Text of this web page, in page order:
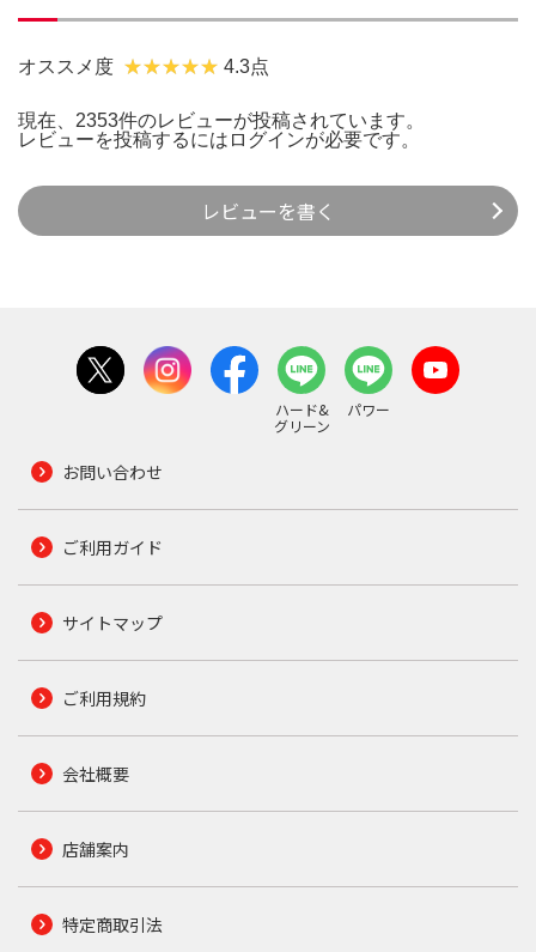
オススメ度 4.3点
現在、2353件のレビューが投稿されています。
レビューを投稿するには ログインが必要です。
レビューを書く
ハード&
グリーン
パワー
お問い合わせ
ご利用ガイド
サイトマップ
ご利用規約
会社概要
店舗案内
特定商取引法